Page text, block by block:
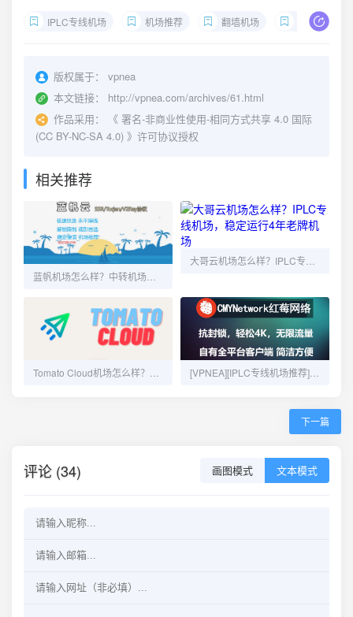
IPLC专线机场 机场推荐 翻墙机场 机场vpn
版权属于：
vpnea
本文链接：
http://vpnea.com/archives/61.html
作品采用：
《 署名-非商业性使用-相同方式共享 4.0 国际
(CC BY-NC-SA 4.0) 》许可协议授权
相关推荐
下一篇
评论 (34) 画图模式 文本模式